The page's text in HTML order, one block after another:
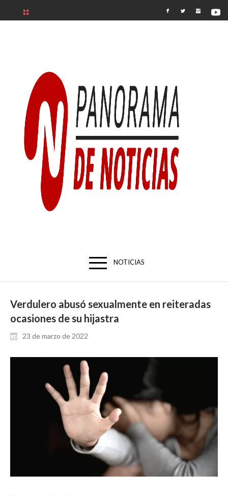
NOTICIAS
Verdulero abusó sexualmente en reiteradas
ocasiones de su hijastra
23 de marzo de 2022